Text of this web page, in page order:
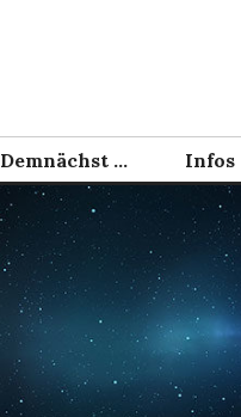
Demnächst … Infos